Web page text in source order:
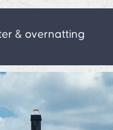
& overnatting